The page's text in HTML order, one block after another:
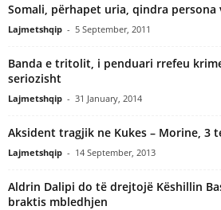
Somali, përhapet uria, qindra persona
Lajmetshqip - 5 September, 2011
Banda e tritolit, i penduari rrefeu
seriozisht
Lajmetshqip - 31 January, 2014
Aksident tragjik ne Kukes – Morine, 3
Lajmetshqip - 14 September, 2013
Aldrin Dalipi do të drejtojë Këshillin
braktis mbledhjen